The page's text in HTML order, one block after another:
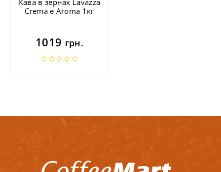
Crema e Aroma 1кг
1019 грн.